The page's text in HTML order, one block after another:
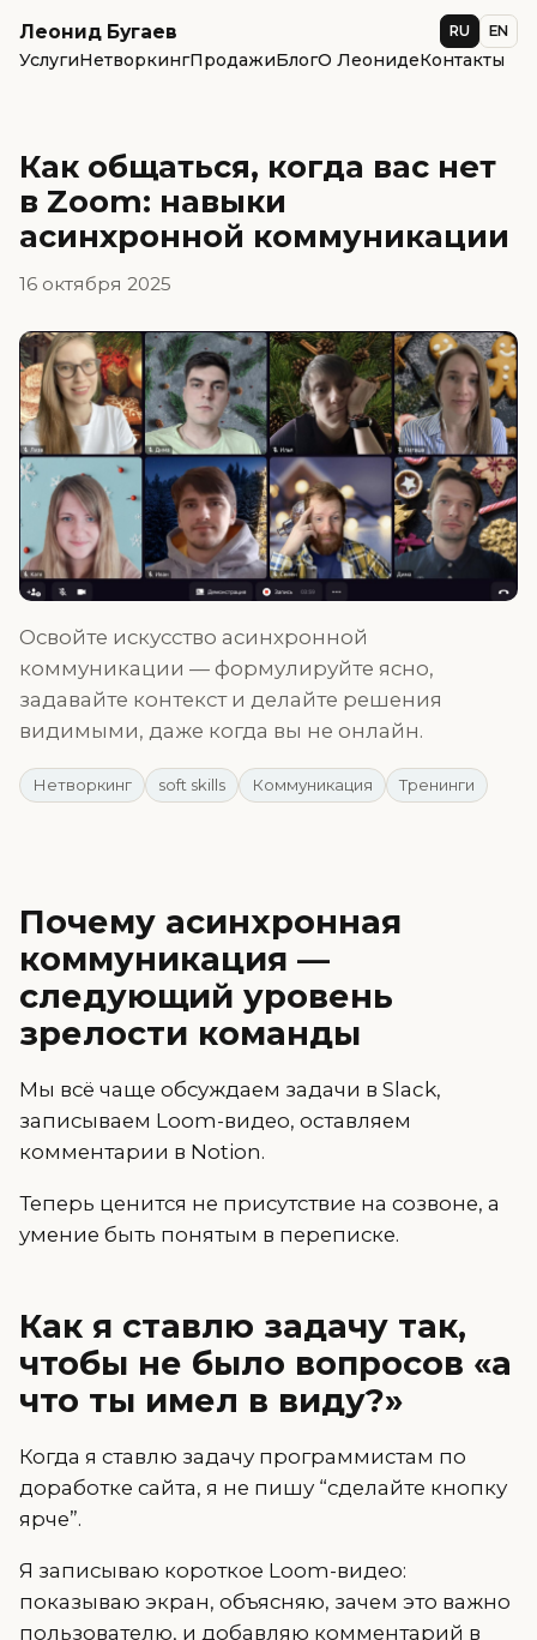
Леонид Бугаев
УслугиНетворкингПродажиБлогО ЛеонидеКонтакты
RU EN
Как общаться, когда вас нет
в Zoom: навыки
асинхронной коммуникации
16 октября 2025
Освойте искусство асинхронной
коммуникации — формулируйте ясно,
задавайте контекст и делайте решения
видимыми, даже когда вы не онлайн.
Нетворкинг soft skills Коммуникация Тренинги
Почему асинхронная
коммуникация —
следующий уровень
зрелости команды
Мы всё чаще обсуждаем задачи в Slack,
записываем Loom-видео, оставляем
комментарии в Notion.
Теперь ценится не присутствие на созвоне, а
умение быть понятым в переписке.
Как я ставлю задачу так,
чтобы не было вопросов «а
что ты имел в виду?»
Когда я ставлю задачу программистам по
доработке сайта, я не пишу “сделайте кнопку
ярче”.
Я записываю короткое Loom-видео:
показываю экран, объясняю, зачем это важно
пользователю, и добавляю комментарий в